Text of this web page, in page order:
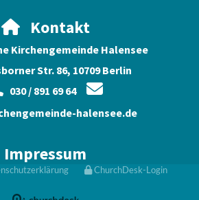
Kontakt
Kirchengemeinde Halensee
Str. 86, 10709 Berlin
030 / 891 69 64 
halensee.de
Impressum
ChurchDesk-Login